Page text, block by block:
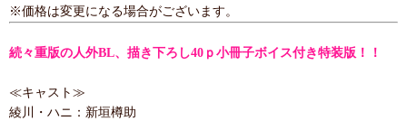
※価格は変更になる場合がございます。
続々重版の人外BL、描き下ろし40ｐ小冊子ボイス付き特装版！！
≪キャスト≫
綾川・ハニ：新垣樽助